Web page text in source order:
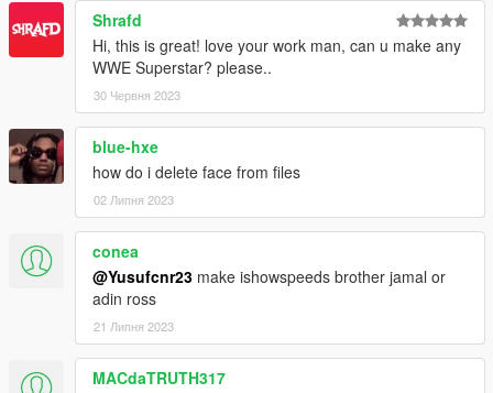
Shrafd
Hi, this is great! love your work man, can u make any
WWE Superstar? please..
30 Червня 2023
blue-hxe
how do i delete face from files
02 Липня 2023
conea
@Yusufcnr23 make ishowspeeds brother jamal or
adin ross
21 Липня 2023
MACdaTRUTH317